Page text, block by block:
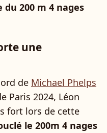
200 m 4 nages
une
de Michael Phelps
Paris 2024, Léon
fort lors de cette
le 200m 4 nages